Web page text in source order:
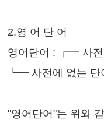
2.영 어 단 어
영어단어 : ┍━ 사
┕━ 사전에 없는 단
"영어단어"는 위와